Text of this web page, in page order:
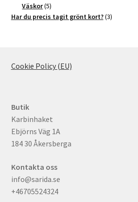
Väskor 55
produkter
Har du precis tagit grönt kort? 33
Cookie Policy (EU)
Butik
Karbinhaket
Ebjörns Väg 1A
184 30 Åkersberga
Kontakta oss
info@sarida.se
+46705524324